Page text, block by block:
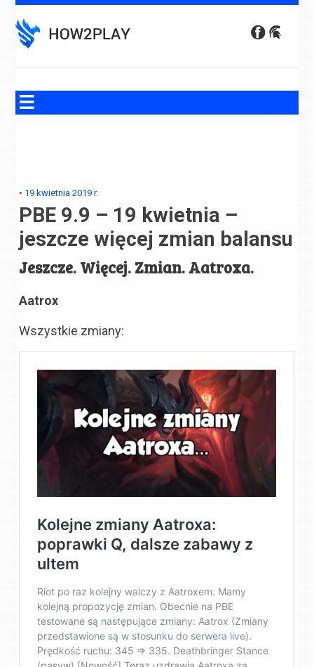
to
content
• 19 kwietnia 2019 r.
PBE 9.9 – 19 kwietnia –
jeszcze więcej zmian balansu
Jeszcze. Więcej. Zmian. Aatroxa.
Aatrox
Wszystkie zmiany: